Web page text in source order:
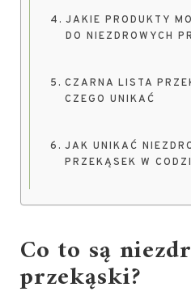
JAKIE PRODUKTY
DO NIEZDROWYCH
CZARNA LISTA
CZEGO UNIKAĆ
JAK UNIKAĆ
PRZEKĄSEK W
Co to są
przekąski?